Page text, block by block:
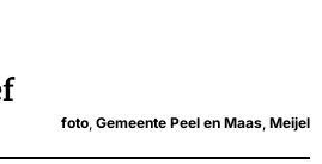
foto, Gemeente Peel en Maas, Meijel